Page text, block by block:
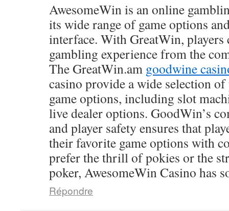
AwesomeWin is an online
its wide range of game options
interface. With GreatWin, players
gambling experience from the
The GreatWin.am goodwine
casino provide a wide selection
game options, including slot
live dealer options. GoodWin’s
and player safety ensures that
their favorite game options with
prefer the thrill of pokies or the
poker, AwesomeWin Casino has
Répondre